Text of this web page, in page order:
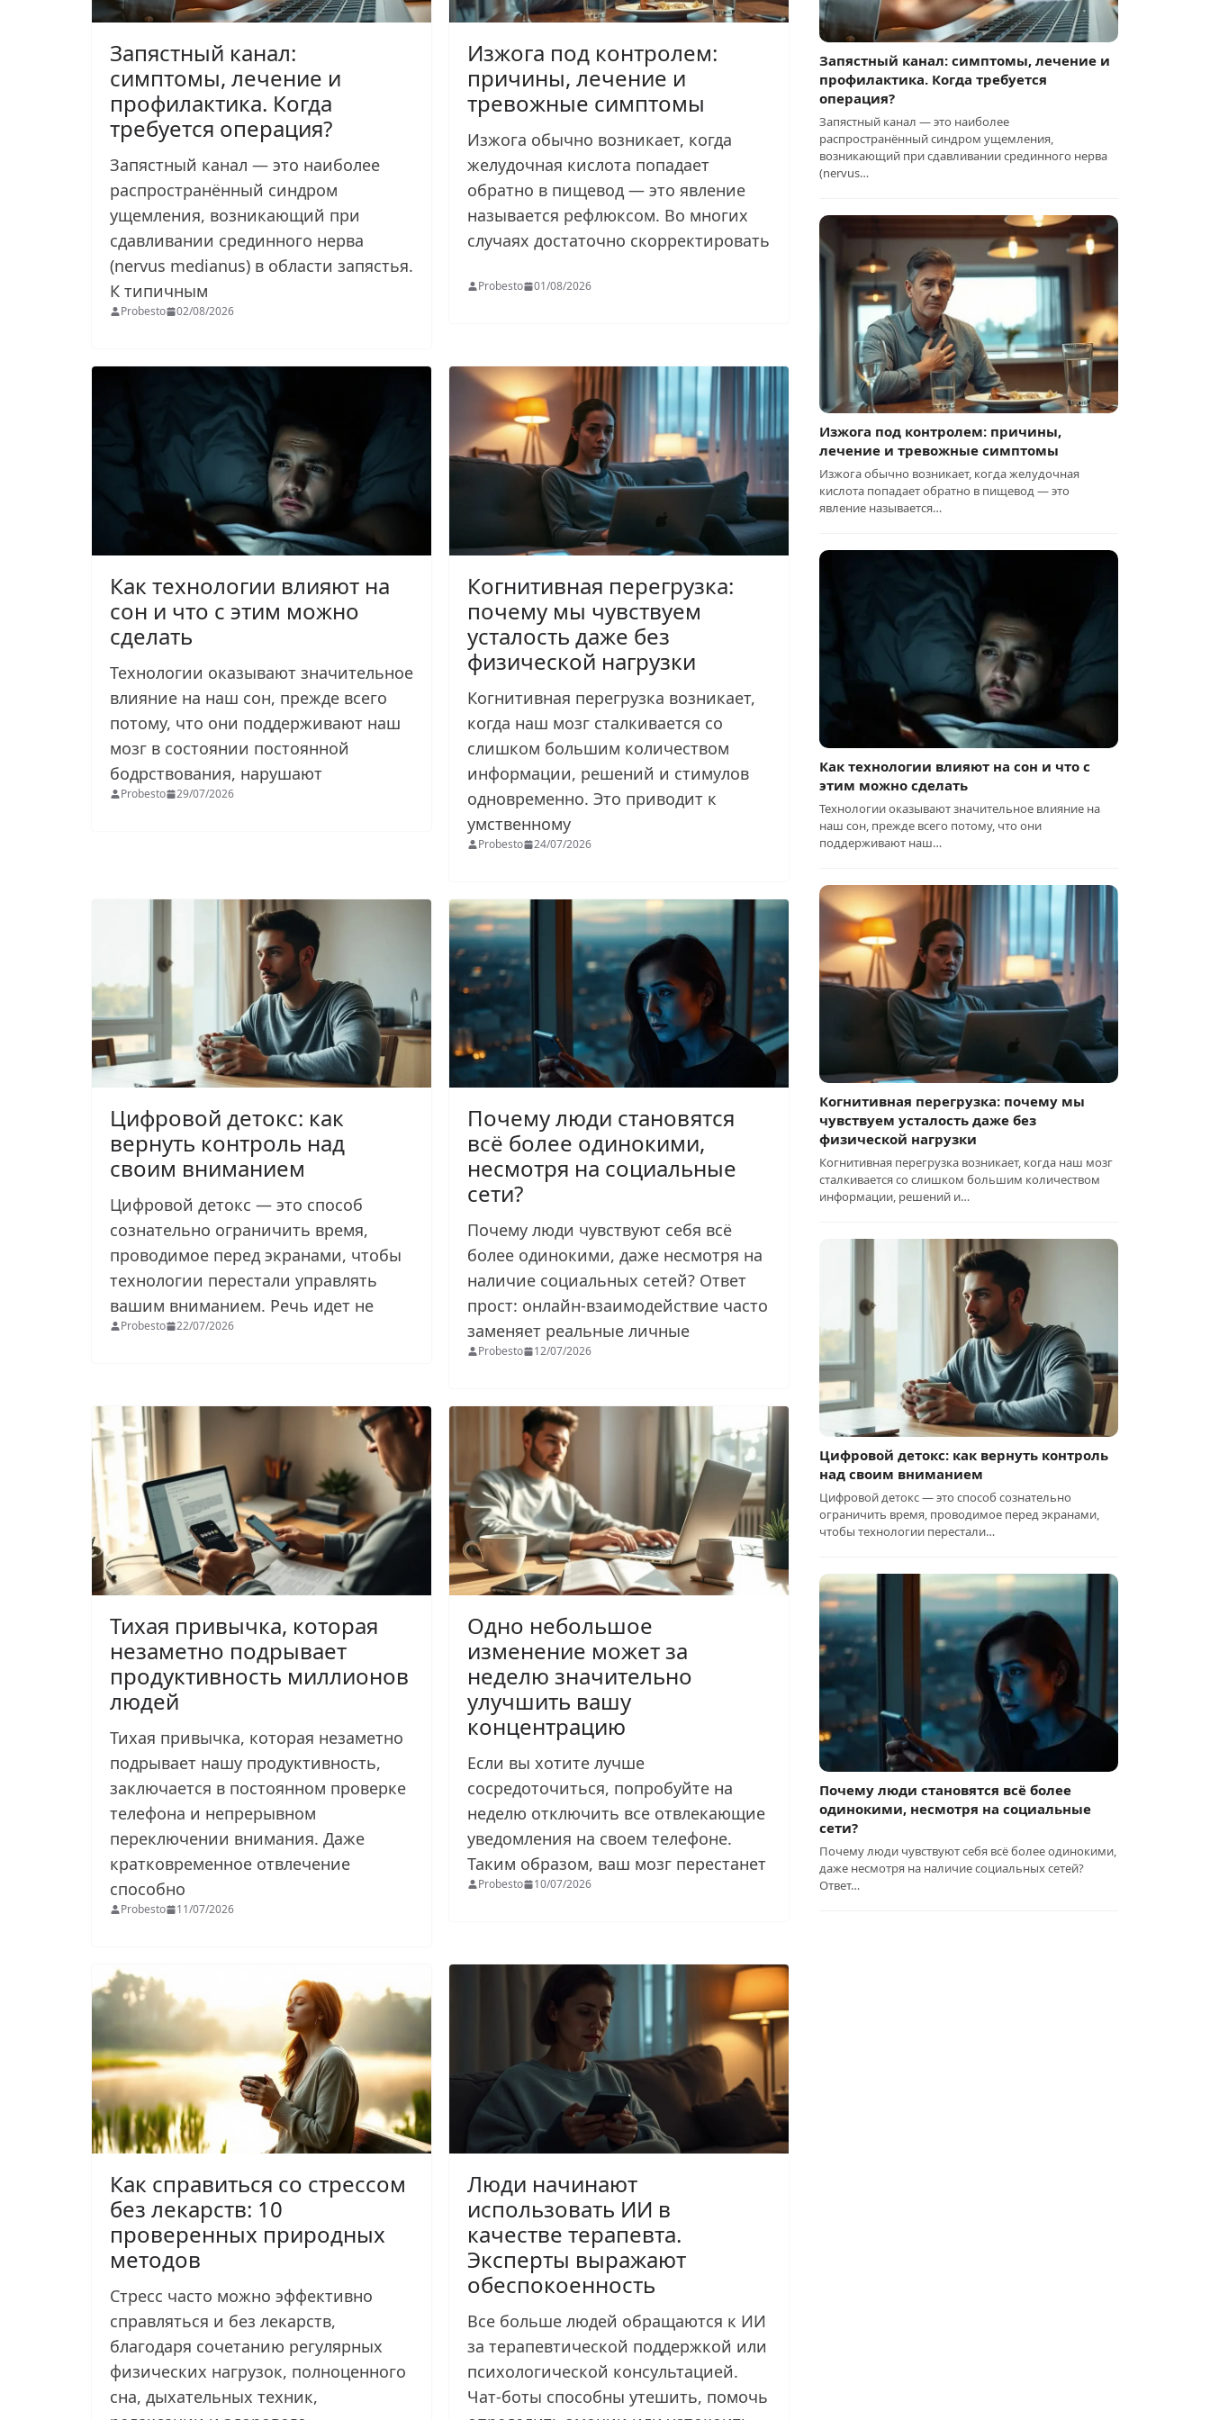
Запястный канал:
симптомы, лечение и
профилактика. Когда
требуется операция?
Запястный канал — это наиболее
распространённый синдром
ущемления, возникающий при
сдавливании срединного нерва
(nervus medianus) в области запястья.
К типичным
Probesto 02/08/2026
Изжога под контролем:
причины, лечение и
тревожные симптомы
Изжога обычно возникает, когда
желудочная кислота попадает
обратно в пищевод — это явление
называется рефлюксом. Во многих
случаях достаточно скорректировать
Probesto 01/08/2026
Как технологии влияют на
сон и что с этим можно
сделать
Технологии оказывают значительное
влияние на наш сон, прежде всего
потому, что они поддерживают наш
мозг в состоянии постоянной
бодрствования, нарушают
Probesto 29/07/2026
Когнитивная перегрузка:
почему мы чувствуем
усталость даже без
физической нагрузки
Когнитивная перегрузка возникает,
когда наш мозг сталкивается со
слишком большим количеством
информации, решений и стимулов
одновременно. Это приводит к
умственному
Probesto 24/07/2026
Цифровой детокс: как
вернуть контроль над
своим вниманием
Цифровой детокс — это способ
сознательно ограничить время,
проводимое перед экранами, чтобы
технологии перестали управлять
вашим вниманием. Речь идет не
Probesto 22/07/2026
Почему люди становятся
всё более одинокими,
несмотря на социальные
сети?
Почему люди чувствуют себя всё
более одинокими, даже несмотря на
наличие социальных сетей? Ответ
прост: онлайн-взаимодействие часто
заменяет реальные личные
Probesto 12/07/2026
Тихая привычка, которая
незаметно подрывает
продуктивность миллионов
людей
Тихая привычка, которая незаметно
подрывает нашу продуктивность,
заключается в постоянном проверке
телефона и непрерывном
переключении внимания. Даже
кратковременное отвлечение
способно
Probesto 11/07/2026
Одно небольшое
изменение может за
неделю значительно
улучшить вашу
концентрацию
Если вы хотите лучше
сосредоточиться, попробуйте на
неделю отключить все отвлекающие
уведомления на своем телефоне.
Таким образом, ваш мозг перестанет
Probesto 10/07/2026
Как справиться со стрессом
без лекарств: 10
проверенных природных
методов
Стресс часто можно эффективно
справляться и без лекарств,
благодаря сочетанию регулярных
физических нагрузок, полноценного
сна, дыхательных техник,
Люди начинают
использовать ИИ в
качестве терапевта.
Эксперты выражают
обеспокоенность
Все больше людей обращаются к ИИ
за терапевтической поддержкой или
психологической консультацией.
Чат-боты способны утешить, помочь
Запястный канал: симптомы, лечение и
профилактика. Когда требуется
операция?
Запястный канал — это наиболее
распространённый синдром ущемления,
возникающий при сдавливании срединного нерва
(nervus…
Изжога под контролем: причины,
лечение и тревожные симптомы
Изжога обычно возникает, когда желудочная
кислота попадает обратно в пищевод — это
явление называется…
Как технологии влияют на сон и что с
этим можно сделать
Технологии оказывают значительное влияние на
наш сон, прежде всего потому, что они
поддерживают наш…
Когнитивная перегрузка: почему мы
чувствуем усталость даже без
физической нагрузки
Когнитивная перегрузка возникает, когда наш мозг
сталкивается со слишком большим количеством
информации, решений и…
Цифровой детокс: как вернуть контроль
над своим вниманием
Цифровой детокс — это способ сознательно
ограничить время, проводимое перед экранами,
чтобы технологии перестали…
Почему люди становятся всё более
одинокими, несмотря на социальные
сети?
Почему люди чувствуют себя всё более одинокими,
даже несмотря на наличие социальных сетей?
Ответ…